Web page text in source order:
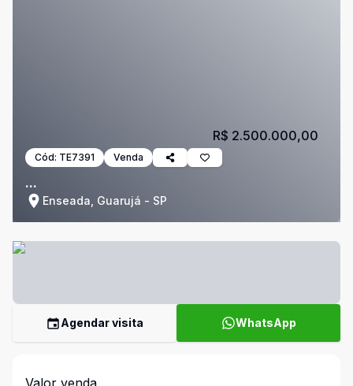
Cód: TE7391 Venda
...
Enseada, Guarujá - SP
R$ 2.500.000,00
Agendar visita WhatsApp
Valor venda